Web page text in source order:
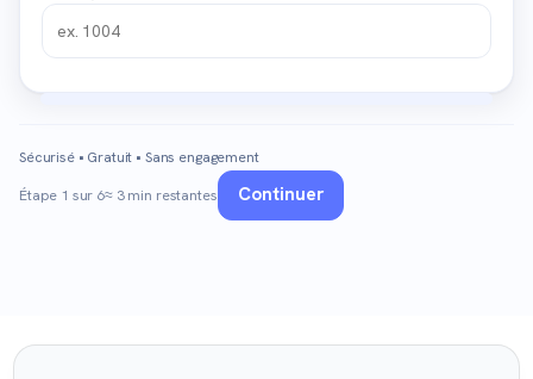
Sécurisé • Gratuit • Sans engagement
Étape 1 sur 6≈ 3 min restantes Continuer